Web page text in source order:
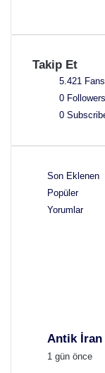
Takip Et
5.421 Fans
0 Followers
0
Son Eklenen
Popüler
Yorumlar
Antik İran
1 gün önce